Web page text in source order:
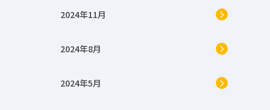
2024年11月
2024年8月
2024年5月